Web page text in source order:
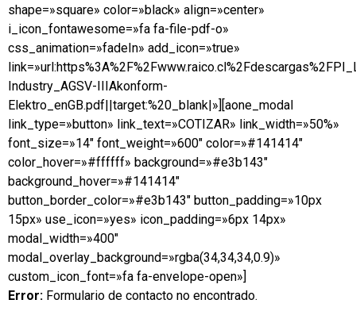
shape=»square» color=»black» align=»center»
i_icon_fontawesome=»fa fa-file-pdf-o»
css_animation=»fadeIn» add_icon=»true»
Industry_AGSV-IIIAkonform-
Elektro_enGB.pdf||target:%20_blank|»][aone_modal
link_type=»button» link_text=»COTIZAR» link_width=»50%»
font_size=»14″ font_weight=»600″ color=»#141414″
color_hover=»#ffffff» background=»#e3b143″
background_hover=»#141414″
button_border_color=»#e3b143″ button_padding=»10px
15px» use_icon=»yes» icon_padding=»6px 14px»
modal_width=»400″
modal_overlay_background=»rgba(34,34,34,0.9)»
custom_icon_font=»fa fa-envelope-open»]
Error: Formulario de contacto no encontrado.